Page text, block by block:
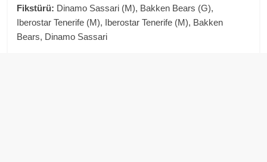
Fikstürü: Dinamo Sassari (M), Bakken Bears (G),
Iberostar Tenerife (M), Iberostar Tenerife (M), Bakken
Bears, Dinamo Sassari